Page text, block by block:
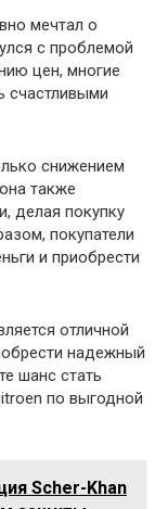
мечтал о
с проблемой
цен, многие
счастливыми
снижением
также
делая покупку
покупатели
и приобрести
отличной
надежный
шанс стать
по выгодной
Scher-Khan